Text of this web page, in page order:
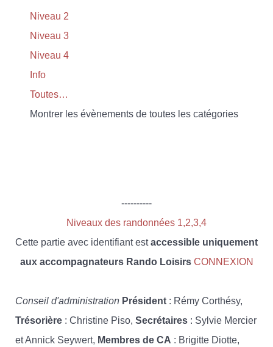
Niveau 2
Niveau 3
Niveau 4
Info
Toutes…
Montrer les évènements de toutes les catégories
----------
Niveaux des randonnées 1,2,3,4
Cette partie avec identifiant estaccessible uniquement
aux accompagnateurs Rando Loisirs CONNEXION
Conseil d'administration Président : Rémy Corthésy,
Trésorière : Christine Piso, Secrétaires : Sylvie Mercier
et Annick Seywert, Membres de CA : Brigitte Diotte,